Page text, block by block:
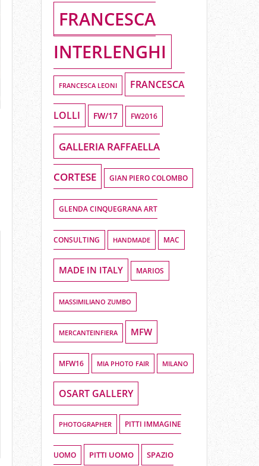
FRANCESCA
INTERLENGHI
FRANCESCA LEONI FRANCESCA
LOLLI FW/17 FW2016
GALLERIA RAFFAELLA
CORTESE GIAN PIERO COLOMBO
GLENDA CINQUEGRANA ART
CONSULTING HANDMADE MAC
MADE IN ITALY MARIOS
MASSIMILIANO ZUMBO
MERCANTEINFIERA MFW
MFW16 MIA PHOTO FAIR MILANO
OSART GALLERY
PHOTOGRAPHER PITTI IMMAGINE
UOMO PITTI UOMO SPAZIO